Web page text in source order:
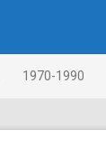
1970-1990